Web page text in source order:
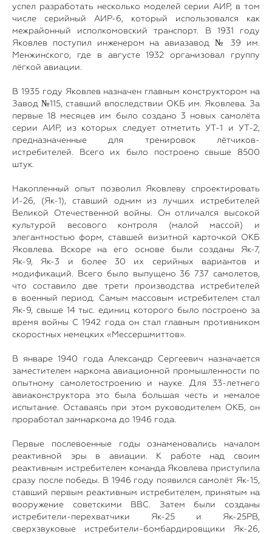
успел разработать несколько моделей серии АИР, в том
числе серийный АИР-6, который использовался как
межрайонный исполкомовский транспорт. В 1931 году
Яковлев поступил инженером на авиазавод № 39 им.
Менжинского, где в августе 1932 организовал группу
лёгкой авиации.
В 1935 году Яковлев назначен главным конструктором на
Завод №115, ставший впоследствии ОКБ им. Яковлева. За
первые 18 месяцев им было создано 3 новых самолёта
серии АИР, из которых следует отметить УТ-1 и УТ-2,
предназначенные для тренировок лётчиков-
истребителей. Всего их было построено свыше 8500
штук.
Накопленный опыт позволил Яковлеву спроектировать
И-26, (Як-1), ставший одним из лучших истребителей
Великой Отечественной войны. Он отличался высокой
культурой весового контроля (малой массой) и
элегантностью форм, ставшей визитной карточкой ОКБ
Яковлева. Вскоре на его основе были созданы Як-7,
Як-9, Як-3 и более 30 их серийных вариантов и
модификаций. Всего было выпущено 36 737 самолетов,
что составило две трети производства истребителей
в военный период. Самым массовым истребителем стал
Як-9, свыше 14 тыс. единиц которого было построено за
время войны С 1942 года он стал главным противником
скоростных немецких «Мессершмиттов».
В январе 1940 года Александр Сергеевич назначается
заместителем наркома авиационной промышленности по
опытному самолетостроению и науке. Для 33-летнего
авиаконструктора это была большая честь и немалое
испытание. Оставаясь при этом руководителем ОКБ, он
проработал замнаркома до 1946 года.
Первые послевоенные годы ознаменовались началом
реактивной эры в авиации. К работе над своим
реактивным истребителем команда Яковлева приступила
сразу после победы. В 1946 году появился самолёт Як-15,
ставший первым реактивным истребителем, принятым на
вооружение советскими ВВС. Затем были созданы
истребители-перехватчики Як-25 и Як-25РВ,
сверхзвуковые истребители-бомбардировщики Як-26,